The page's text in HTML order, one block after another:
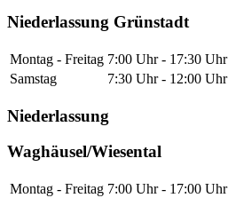
Niederlassung Grünstadt
Montag - Freitag 7:00 Uhr - 17:30 Uhr
Samstag
7:30 Uhr - 12:00 Uhr
Niederlassung
Waghäusel/Wiesental
Montag - Freitag 7:00 Uhr - 17:00 Uhr